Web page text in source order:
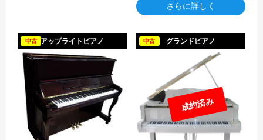
さらに詳しく
アップライトピアノ
中古 グランドピアノ
中古
成約済み